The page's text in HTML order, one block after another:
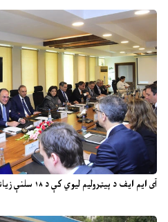
آی ایم ایف د پیټرولیم لیوي کې د ۱۸ سلنې زیاتوالي او نوو مالیو سپارښتنه کړې